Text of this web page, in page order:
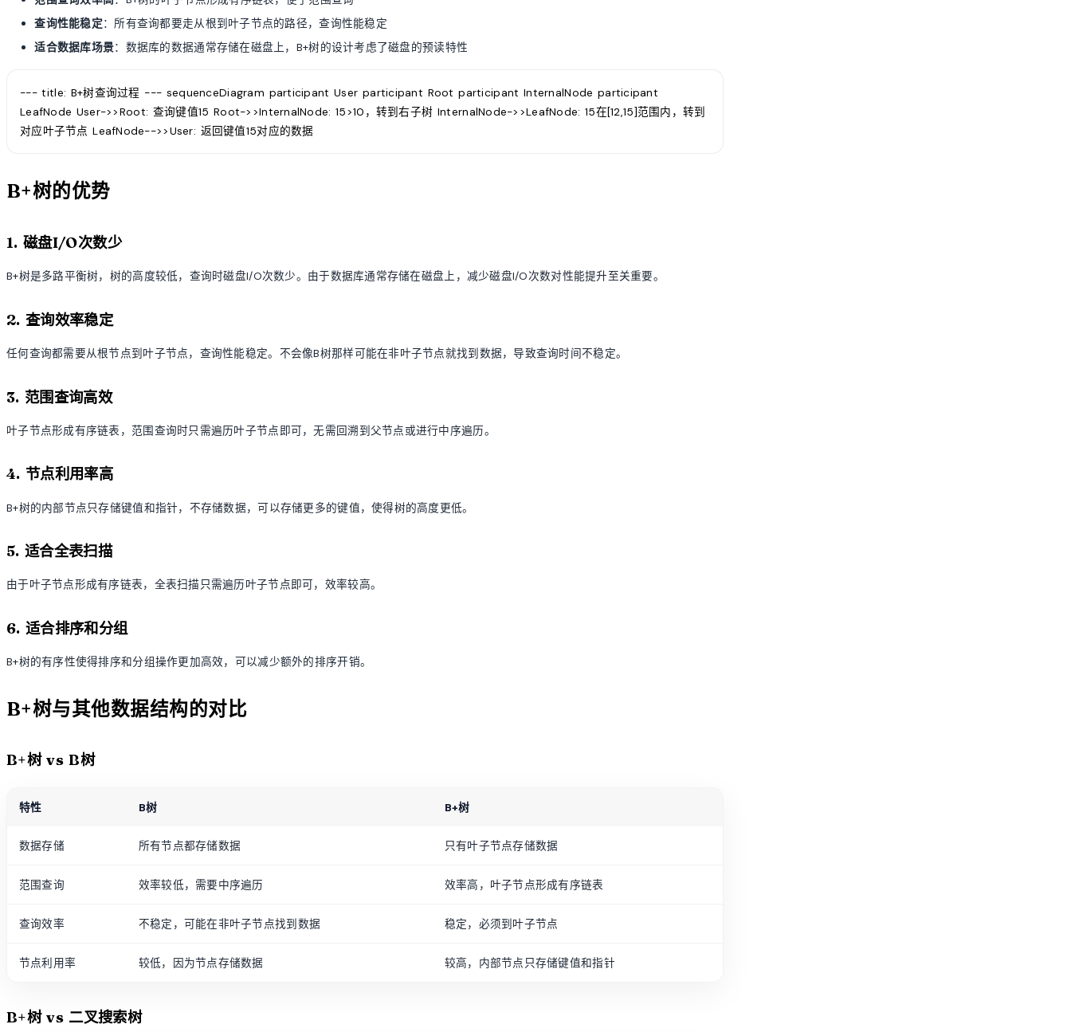
查询性能稳定：所有查询都要走从根到叶子节点的路径，查询性能稳定
适合数据库场景：数据库的数据通常存储在磁盘上，B+树的设计考虑了磁盘的预读特性
--- title: B+树查询过程 --- sequenceDiagram participant User participant Root participant InternalNode participant
LeafNode User->>Root: 查询键值15 Root->>InternalNode: 15>10，转到右子树 InternalNode->>LeafNode: 15在[12,15]范围内，转到
对应叶子节点 LeafNode-->>User: 返回键值15对应的数据
B+树的优势
1. 磁盘I/O次数少
B+树是多路平衡树，树的高度较低，查询时磁盘I/O次数少。由于数据库通常存储在磁盘上，减少磁盘I/O次数对性能提升至关重要。
2. 查询效率稳定
任何查询都需要从根节点到叶子节点，查询性能稳定。不会像B树那样可能在非叶子节点就找到数据，导致查询时间不稳定。
3. 范围查询高效
叶子节点形成有序链表，范围查询时只需遍历叶子节点即可，无需回溯到父节点或进行中序遍历。
4. 节点利用率高
B+树的内部节点只存储键值和指针，不存储数据，可以存储更多的键值，使得树的高度更低。
5. 适合全表扫描
由于叶子节点形成有序链表，全表扫描只需遍历叶子节点即可，效率较高。
6. 适合排序和分组
B+树的有序性使得排序和分组操作更加高效，可以减少额外的排序开销。
B+树与其他数据结构的对比
B+树 vs B树
特性 B树 B+树
数据存储 所有节点都存储数据 只有叶子节点存储数据
范围查询 效率较低，需要中序遍历 效率高，叶子节点形成有序链表
查询效率 不稳定，可能在非叶子节点找到数据 稳定，必须到叶子节点
节点利用率 较低，因为节点存储数据 较高，内部节点只存储键值和指针
B+树 vs 二叉搜索树